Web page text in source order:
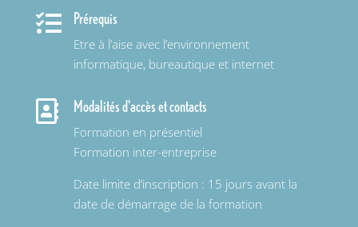
 Prérequis
Etre à l’aise avec l’environnement
informatique, bureautique et internet
 Modalités d'accès et contacts
Formation en présentiel
Formation inter-entreprise
Date limite d’inscription : 15 jours avant la
date de démarrage de la formation